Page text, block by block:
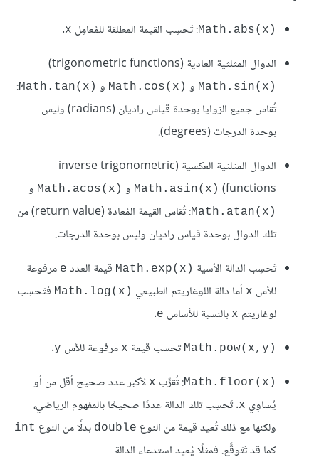
Math.abs(x)‎: تَحسِب القيمة المطلقة للمُعامِل x
.
الدوال المثلثية العادية (trigonometric functions)‏
Math.sin(x)‎ و Math.cos(x)‎ و Math.tan(x)‎
:
تُقاس جميع الزوايا بوحدة قياس راديان (radians) وليس
بوحدة الدرجات (degrees).
الدوال المثلثية العكسية (inverse trigonometric
functions) ‏
Math.asin(x)‎ و Math.acos(x)‎ و
Math.atan(x)‎
: تُقاس القيمة المُعادة (return value) من
تلك الدوال بوحدة قياس راديان وليس بوحدة الدرجات.
تَحسِب الدالة الأسية Math.exp(x)‎ قيمة العدد e مرفوعة
للأس x أما دالة اللوغاريتم الطبيعي Math.log(x)‎ فتَحسِب
لوغاريتم x بالنسبة للأساس e
.
Math.pow(x,y)‎ تحسب قيمة x مرفوعة للأس y
.
Math.floor(x)‎: تُقرِّب x لأكبر عدد صحيح أقل من أو
يُساوِي x. تَحسِب تلك الدالة عددًا صحيحًا بالمفهوم الرياضي،
ولكنها مع ذلك تُعيد قيمة من النوع double بدلًا من النوع int
كما قد تَتَوقَّع. فمثلًا يُعيد استدعاء الدالة